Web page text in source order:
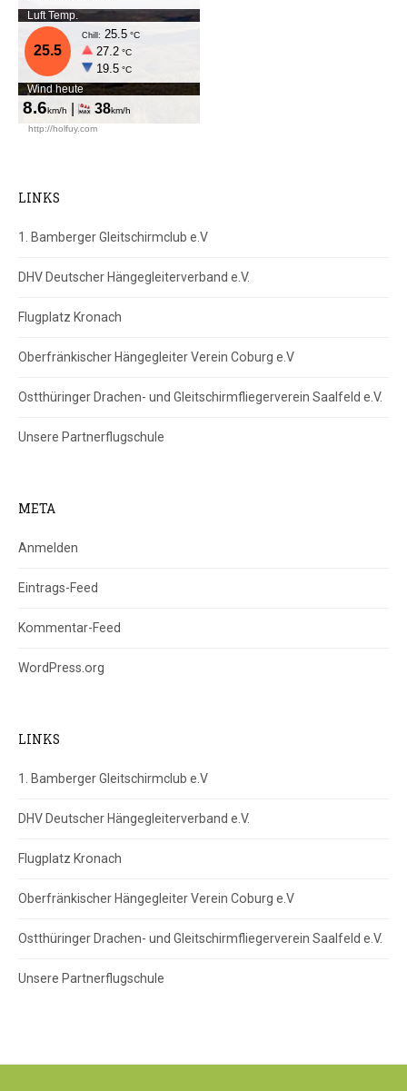
LINKS
1. Bamberger Gleitschirmclub e.V
DHV Deutscher Hängegleiterverband e.V.
Flugplatz Kronach
Oberfränkischer Hängegleiter Verein Coburg e.V
Ostthüringer Drachen- und Gleitschirmfliegerverein Saalfeld e.V.
Unsere Partnerflugschule
META
Anmelden
Eintrags-Feed
Kommentar-Feed
WordPress.org
LINKS
1. Bamberger Gleitschirmclub e.V
DHV Deutscher Hängegleiterverband e.V.
Flugplatz Kronach
Oberfränkischer Hängegleiter Verein Coburg e.V
Ostthüringer Drachen- und Gleitschirmfliegerverein Saalfeld e.V.
Unsere Partnerflugschule